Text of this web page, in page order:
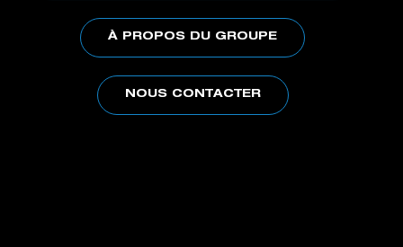
À PROPOS DU GROUPE
NOUS CONTACTER